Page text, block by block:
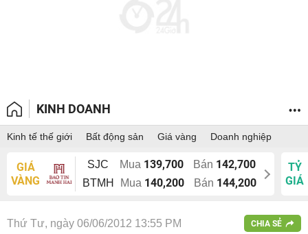
KINH DOANH
Kinh tế thế giới Bất động sản Giá vàng Doanh nghiệp
GIÁ
VÀNG
SJC Mua 139,700 Bán 142,700
BTMH Mua 140,200 Bán 144,200
TỶ
GIÁ
Thứ Tư, ngày 06/06/2012 13:55 PM CHIA SẺ